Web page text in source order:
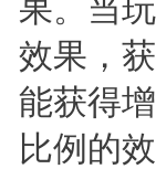
果。当
效果，
能获得
比例的效